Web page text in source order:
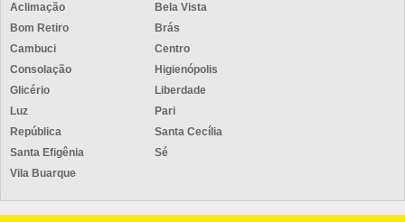
Aclimação
Bela Vista
Bom Retiro
Brás
Cambuci
Centro
Consolação
Higienópolis
Glicério
Liberdade
Luz
Pari
República
Santa Cecília
Santa Efigênia
Sé
Vila Buarque